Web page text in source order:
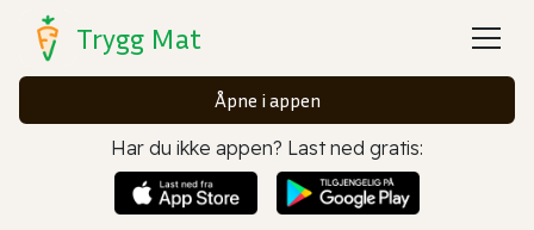
Trygg Mat
Åpne i appen
Har du ikke appen? Last ned gratis: